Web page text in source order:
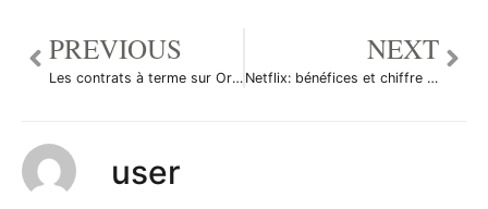
PREVIOUS
Les contrats à terme sur Or ont reculé durant la séance américaine
NEXT
Netflix: bénéfices et chiffre d’affaires dépassent attentes au Q1
user